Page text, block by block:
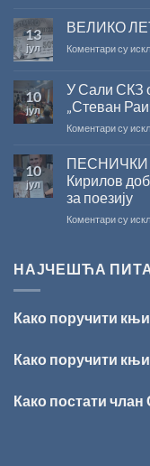
13
јул
ВЕЛИКО
Коментари су
10
јул
У Сали СКЗ
„Стеван
Коментари су
10
јул
ПЕСНИЧКИ
Кирилов
за поезију
Коментари су
НАЈЧЕШЋА
Како поручити
Како поручити
Како постати члан